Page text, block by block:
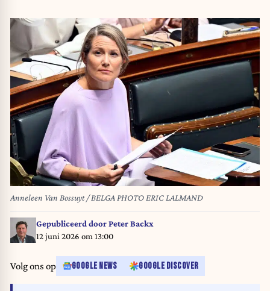
Anneleen Van Bossuyt / BELGA PHOTO ERIC LALMAND
Gepubliceerd doorPeter Backx
12 juni 2026 om 13:00
Volg ons op GOOGLE NEWS GOOGLE DISCOVER